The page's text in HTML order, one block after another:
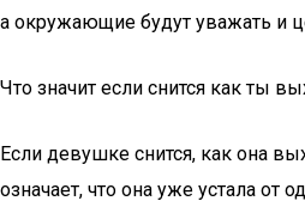
а окружающие будут уважать и
Что значит если снится как ты
Если девушке снится, как она
означает, что она уже устала от